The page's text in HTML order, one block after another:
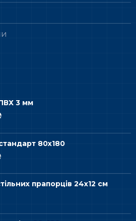
3 мм
80х180
прапорців 24х12 см